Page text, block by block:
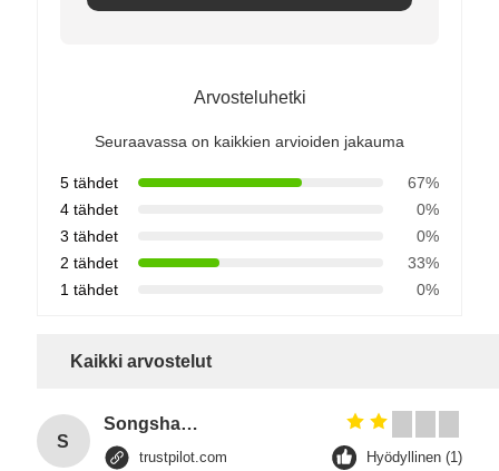
Arvosteluhetki
Seuraavassa on kaikkien arvioiden jakauma
5 tähdet
67%
4 tähdet
0%
3 tähdet
0%
2 tähdet
33%
1 tähdet
0%
Kaikki arvostelut
S
Songshang
trustpilot.com Hyödyllinen (1)